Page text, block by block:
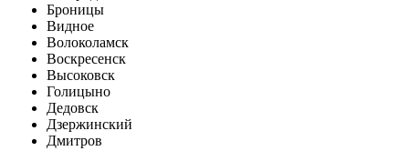
Броницы
Видное
Волоколамск
Воскресенск
Высоковск
Голицыно
Дедовск
Дзержинский
Дмитров